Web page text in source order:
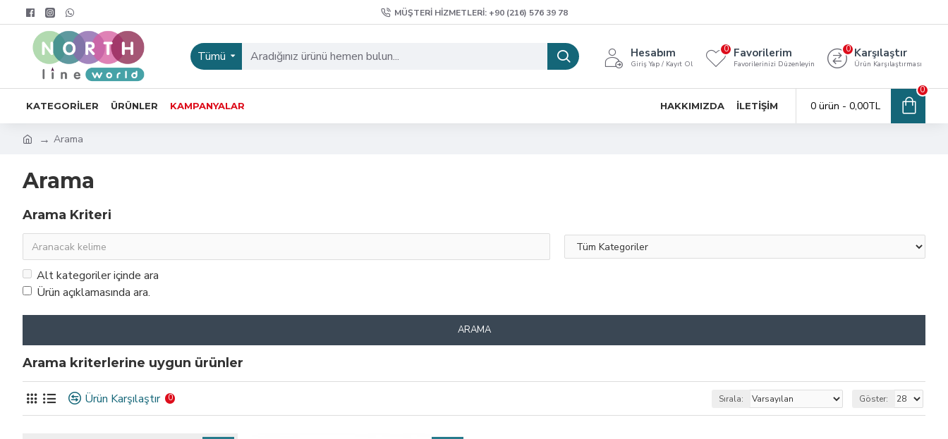
MÜŞTERI HIZMETLERI: +90 (216) 576 39 78
Tümü Hesabım
Giriş Yap / Kayıt Ol
Favorilerim
Favorilerinizi Düzenleyin
0 Karşılaştır
Ürün Karşılaştırması
0
KATEGORILER ÜRÜNLER KAMPANYALAR HAKKIMIZDA İLETIŞIM 0 ürün - 0,00TL
0
Arama
Arama
Arama Kriteri
Alt kategoriler içinde ara
Ürün açıklamasında ara.
ARAMA
Arama kriterlerine uygun ürünler
Ürün Karşılaştır 0 Sırala: Göster: